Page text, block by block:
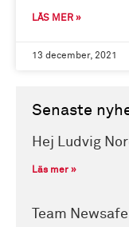
LÄS MER »
13 december, 2021
Senaste
Hej Ludvig
Läs mer »
Team